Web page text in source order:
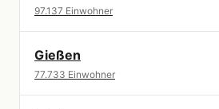
97.137 Einwohner
Gießen
77.733 Einwohner